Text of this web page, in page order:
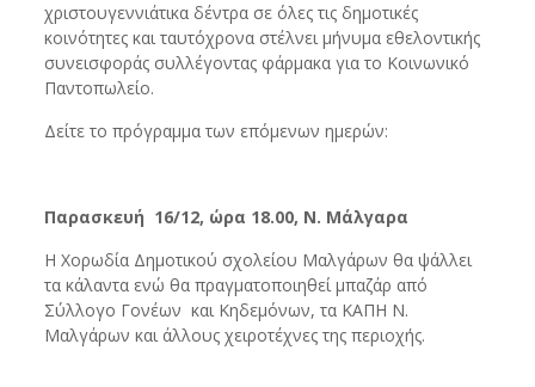
χριστουγεννιάτικα δέντρα σε όλες τις δημοτικές
κοινότητες και ταυτόχρονα στέλνει μήνυμα εθελοντικής
συνεισφοράς συλλέγοντας φάρμακα για το Κοινωνικό
Παντοπωλείο.
Δείτε το πρόγραμμα των επόμενων ημερών:
Παρασκευή 16/12, ώρα 18.00, Ν. Μάλγαρα
Η Χορωδία Δημοτικού σχολείου Μαλγάρων θα ψάλλει
τα κάλαντα ενώ θα πραγματοποιηθεί μπαζάρ από
Σύλλογο Γονέων και Κηδεμόνων, τα ΚΑΠΗ Ν.
Μαλγάρων και άλλους χειροτέχνες της περιοχής.